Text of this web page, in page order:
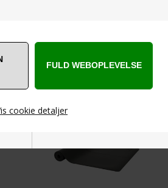
cookie detaljer
Markedsføring